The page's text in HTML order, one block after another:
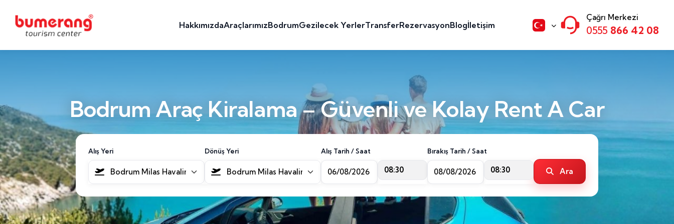
HakkımızdaAraçlarımızBodrumGezilecek YerlerTransferRezervasyonBlogİletişim
Çağrı Merkezi
0555 866 42 08
Bodrum Araç Kiralama – Güvenli ve Kolay Rent A Car
Alış Yeri
Bodrum Milas Havalimanı [BJV]
Dönüş Yeri
Bodrum Milas Havalimanı [BJV]
Alış Tarih / Saat
08:30
Bırakış Tarih / Saat
08:30 Ara